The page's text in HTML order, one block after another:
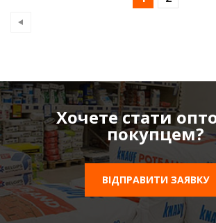
Хочете стати
покупцем?
ВІДПРАВИТИ ЗАЯВКУ